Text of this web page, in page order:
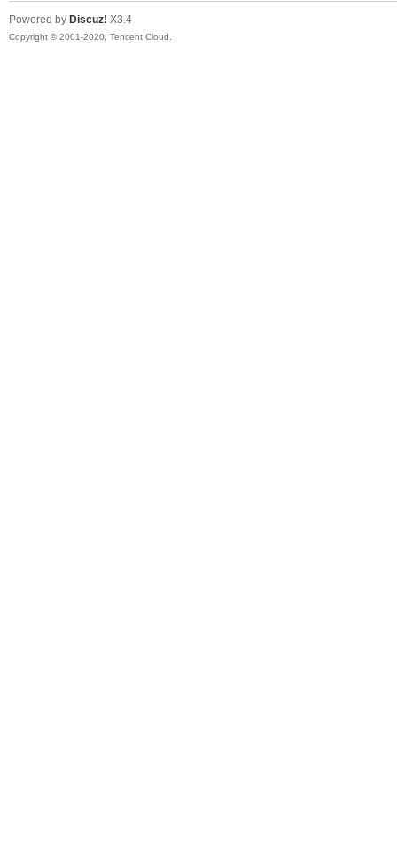
Powered by Discuz! X3.4
Copyright © 2001-2020, Tencent Cloud.